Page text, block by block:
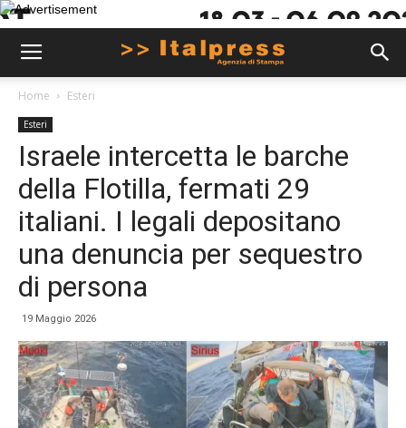
Home Esteri
Esteri
Israele intercetta le barche
della Flotilla, fermati 29
italiani. I legali depositano
una denuncia per sequestro
di persona
19 Maggio 2026